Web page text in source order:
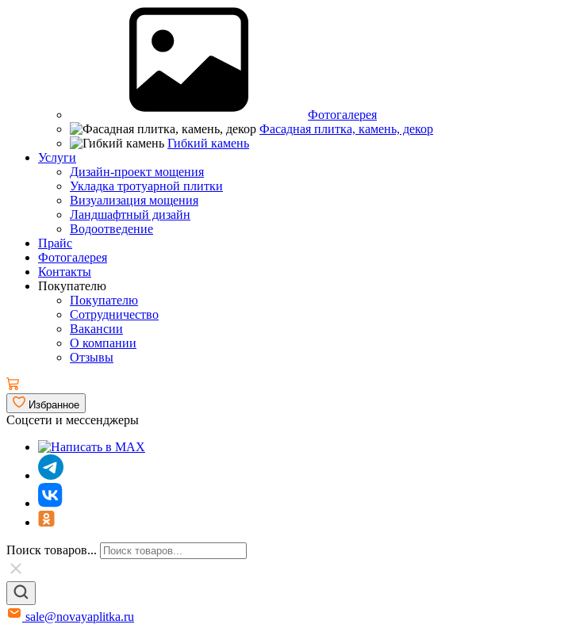
Фотогалерея
Фасадная плитка, камень, декор
Гибкий камень
Услуги
Дизайн-проект мощения
Укладка тротуарной плитки
Визуализация мощения
Ландшафтный дизайн
Водоотведение
Прайс
Фотогалерея
Контакты
Покупателю
Покупателю
Сотрудничество
Вакансии
О компании
Отзывы
Избранное
Соцсети и мессенджеры
Поиск товаров...
sale@novayaplitka.ru